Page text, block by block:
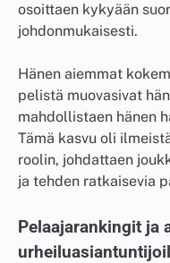
osoittaen kykyään
johdonmukaisesti.
Hänen aiemmat
pelistä muovasivat
mahdollistaen hänen
Tämä kasvu oli
roolin, johdattaen
ja tehden ratkaisevia
Pelaajarankingit ja